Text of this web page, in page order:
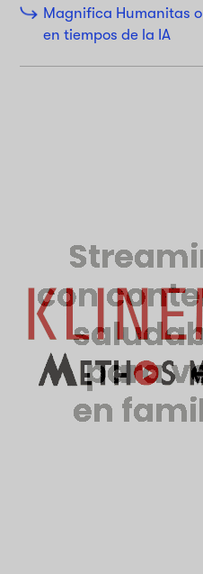
Magnifica Humanitas
en tiempos de la IA